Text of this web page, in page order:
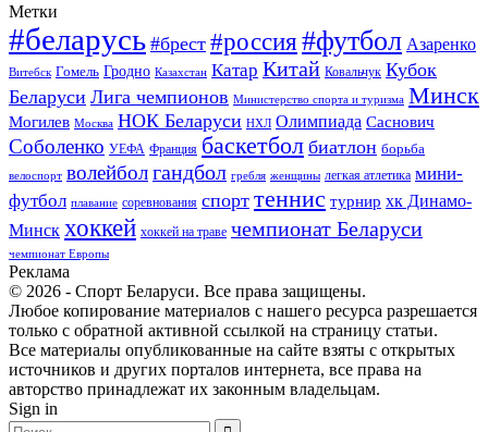
Метки
#беларусь #брест #россия#футбол Азаренко
Витебск Гомель Гродно Казахстан Катар Китай Ковальчук Кубок
Беларуси Лига чемпионов Министерство спорта и туризма Минск
Могилев Москва НОК Беларуси НХЛ Олимпиада Саснович
Соболенко УЕФА Франция баскетбол биатлон борьба
велоспорт волейболгандбол гребля женщины легкая атлетика мини-
футбол плавание соревнования спорт теннис турнир хк Динамо-
Минск хоккей хоккей на траве чемпионат Беларуси
чемпионат Европы
Реклама
© 2026 - Спорт Беларуси. Все права защищены.
Любое копирование материалов с нашего ресурса разрешается
только с обратной активной ссылкой на страницу статьи.
Все материалы опубликованные на сайте взяты с открытых
источников и других порталов интернета, все права на
авторство принадлежат их законным владельцам.
Sign in